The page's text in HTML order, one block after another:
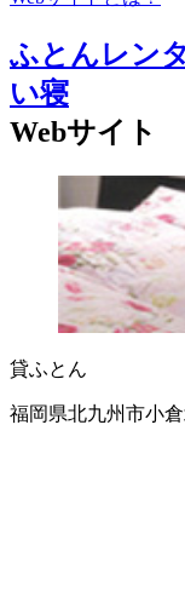
ふとんレン
い寝
Webサイト
貸ふとん
福岡県北九州市小